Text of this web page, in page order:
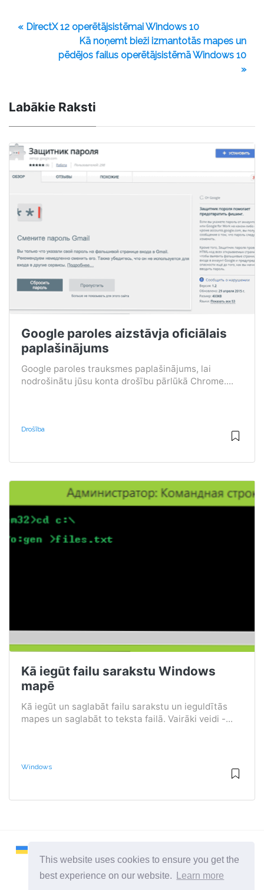
This website uses cookies to ensure you get the
best experience on our website.
Learn more
« DirectX 12 operētājsistēmai Windows 10
Kā noņemt bieži izmantotās mapes un
pēdējos failus operētājsistēmā Windows 10
»
Labākie Raksti
Google paroles aizstāvja oficiālais
paplašinājums
Google paroles trauksmes paplašinājums, lai
nodrošinātu jūsu konta drošību pārlūkā Chrome....
Drošība
Kā iegūt failu sarakstu Windows
mapē
Kā iegūt un saglabāt failu sarakstu un ieguldītās
mapes un saglabāt to teksta failā. Vairāki veidi -...
Windows